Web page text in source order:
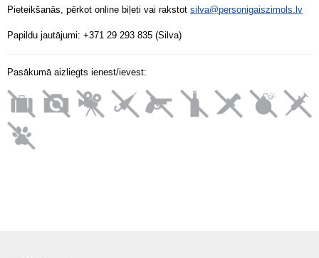
Pieteikšanās, pērkot online biļeti vai rakstot silva@personigaiszimols.lv
Papildu jautājumi: +371 29 293 835 (Silva)
Pasākumā aizliegts ienest/ievest: